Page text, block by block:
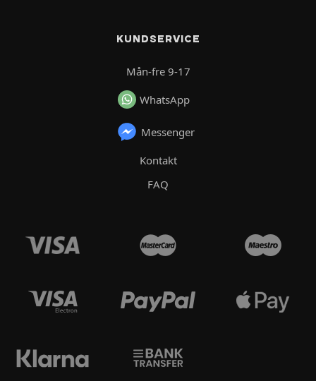
KUNDSERVICE
Mån-fre 9-17
WhatsApp
Messenger
Kontakt
FAQ